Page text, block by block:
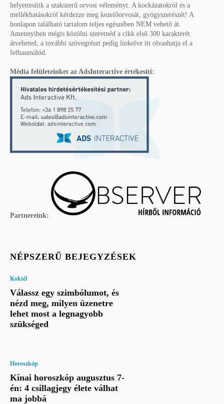
helyettesítik a szakszerű orvosi véleményt. A kockázatokról és a
mellékhatásokról kérdezze meg kezelőorvosát, gyógyszerészét! A
honlapon található tartalom teljes egészében NEM vehető át.
Amennyiben mégis közölni szeretnéd a cikk első 300 karakterét
átveheted, a további szövegrészt pedig linkelve itt olvashatja el a
felhasználód.
Média felületeinket az AdsInteractive értékesíti:
Partnereink:
NÉPSZERŰ BEJEGYZÉSEK
Koktél
Válassz egy szimbólumot, és
nézd meg, milyen üzenetre
lehet most a legnagyobb
szükséged
Horoszkóp
Kínai horoszkóp augusztus 7-
én: 4 csillagjegy élete válhat
ma jobbá